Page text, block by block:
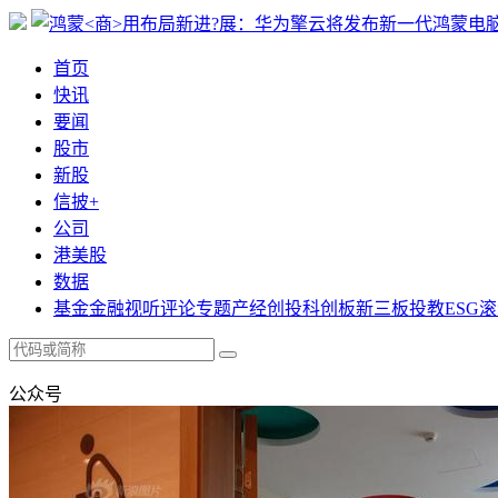
首页
快讯
要闻
股市
新股
信披+
公司
港美股
数据
基金金融视听评论专题产经创投科创板新三板投教ESG
公众号